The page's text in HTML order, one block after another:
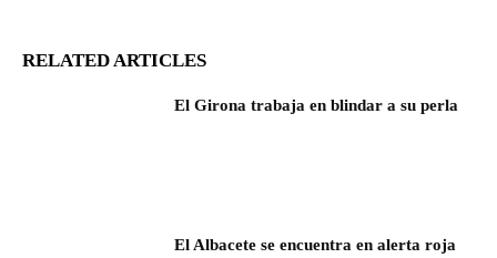
RELATED ARTICLES
El Girona trabaja en blindar a su perla
El Albacete se encuentra en alerta roja